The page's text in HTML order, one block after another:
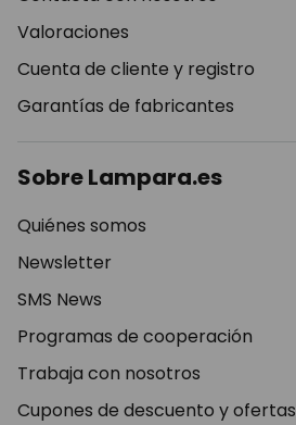
Valoraciones
Cuenta de cliente y registro
Garantías de fabricantes
Sobre Lampara.es
Quiénes somos
Newsletter
SMS News
Programas de cooperación
Trabaja con nosotros
Cupones de descuento y ofertas